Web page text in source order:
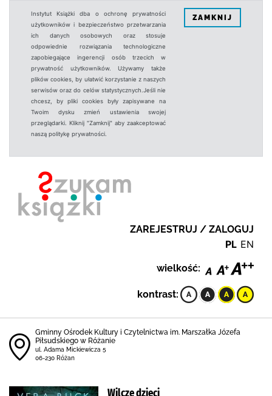
Instytut Książki dba o ochronę prywatności
użytkowników i bezpieczeństwo przetwarzania
ich danych osobowych oraz stosuje
odpowiednie rozwiązania technologiczne
zapobiegające ingerencji osób trzecich w
prywatność użytkowników. Używamy także
plików cookies, by ułatwić korzystanie z naszych
serwisów oraz do celów statystycznych.Jeśli nie
chcesz, by pliki cookies były zapisywane na
Twoim dysku zmień ustawienia swojej
przeglądarki. Kliknij "Zamknij" aby zaakceptować
naszą politykę prywatności.
ZAMKNIJ
ZAREJESTRUJ / ZALOGUJ
PL EN
wielkość:
kontrast:
Gminny Ośrodek Kultury i Czytelnictwa im. Marszałka Józefa
Piłsudskiego w Różanie
ul. Adama Mickiewicza 5
06-230 Różan
Wilcze dzieci